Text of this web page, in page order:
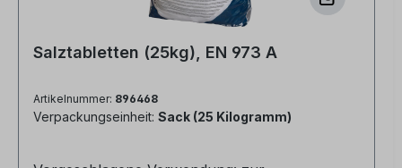
von Wasser für den menschlichen Gebrauch -
Natriumchlorid zur elektrochemischen
Erzeugung von Chlor vor Ort mittels
16370:2022 - Produkte zur Aufbereitung von
Wasser für den menschlichen Gebrauch -
Salztabletten (25kg), EN 973 A
Artikelnummer: 896468
Verpackungseinheit: Sack (25 Kilogramm)